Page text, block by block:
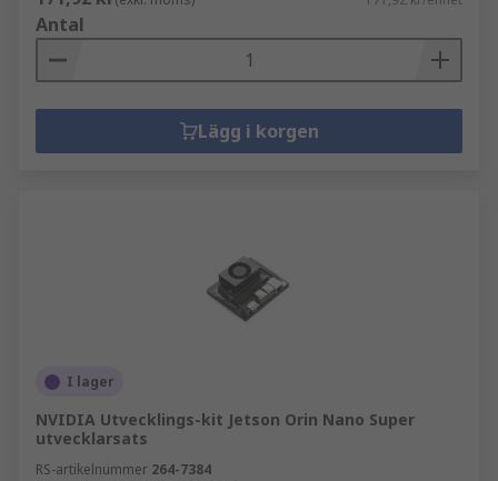
Antal
Lägg i korgen
I lager
NVIDIA Utvecklings-kit Jetson Orin Nano Super
utvecklarsats
RS-artikelnummer 264-7384